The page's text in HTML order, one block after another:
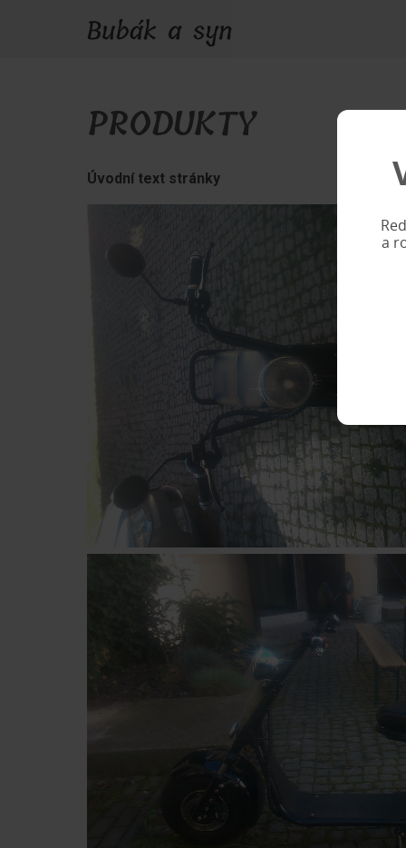
a
PRODUKTY
Úvodní text stránky